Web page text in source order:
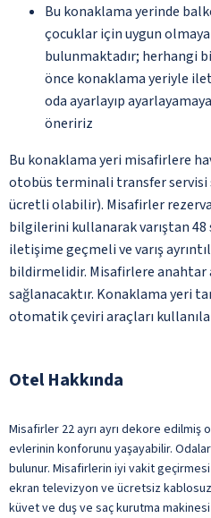
Bu konaklama yerinde
çocuklar için uygun
bulunmaktadır; herhangi
önce konaklama yeriyle
oda ayarlayıp
öneririz
Bu konaklama yeri misafirlere
otobüs terminali transfer servisi
ücretli olabilir). Misafirler
bilgilerini kullanarak varıştan
iletişime geçmeli ve varış
bildirmelidir. Misafirlere
sağlanacaktır. Konaklama yeri
otomatik çeviri araçları
Otel Hakkında
Misafirler 22 ayrı ayrı dekore edilmiş
evlerinin konforunu yaşayabilir.
bulunur. Misafirlerin iyi vakit
ekran televizyon ve ücretsiz
küvet ve duş ve saç kurutma makinesi